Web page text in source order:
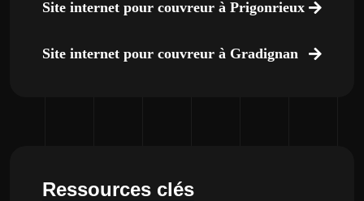
Site internet pour couvreur à Prigonrieux
Site internet pour couvreur à Gradignan
Ressources clés